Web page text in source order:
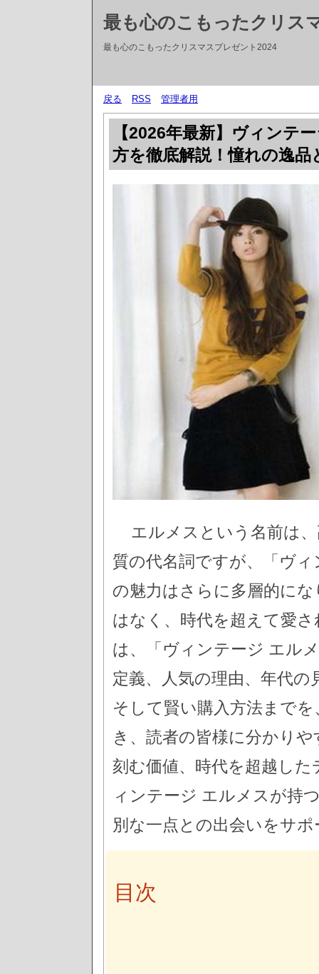
最も心のこもったクリス
最も心のこもったクリスマスプレゼント2024
戻る RSS 管理者用
【2026年最新】ヴィンテ
方を徹底解説！憧れの逸
エルメスという名前は
質の代名詞ですが、「ヴ
の魅力はさらに多層的に
はなく、時代を超えて愛
は、「ヴィンテージ エル
定義、人気の理由、年代
そして賢い購入方法まで
き、読者の皆様に分かり
刻む価値、時代を超越し
ィンテージ エルメスが持
別な一点との出会いをサ
目次